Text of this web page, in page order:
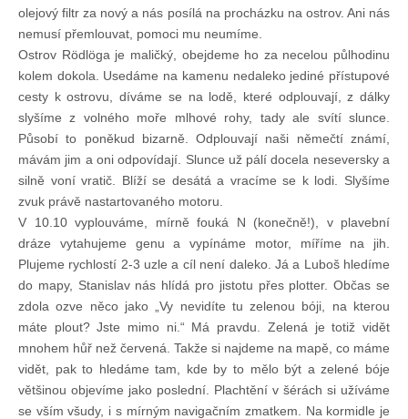
olejový filtr za nový a nás posílá na procházku na ostrov. Ani nás
nemusí přemlouvat, pomoci mu neumíme.
Ostrov Rödlöga je maličký, obejdeme ho za necelou půlhodinu
kolem dokola. Usedáme na kamenu nedaleko jediné přístupové
cesty k ostrovu, díváme se na lodě, které odplouvají, z dálky
slyšíme z volného moře mlhové rohy, tady ale svítí slunce.
Působí to poněkud bizarně. Odplouvají naši němečtí známí,
mávám jim a oni odpovídají. Slunce už pálí docela neseversky a
silně voní vratič. Blíží se desátá a vracíme se k lodi. Slyšíme
zvuk právě nastartovaného motoru.
V 10.10 vyplouváme, mírně fouká N (konečně!), v plavební
dráze vytahujeme genu a vypínáme motor, míříme na jih.
Plujeme rychlostí 2-3 uzle a cíl není daleko. Já a Luboš hledíme
do mapy, Stanislav nás hlídá pro jistotu přes plotter. Občas se
zdola ozve něco jako „Vy nevidíte tu zelenou bóji, na kterou
máte plout? Jste mimo ni.“ Má pravdu. Zelená je totiž vidět
mnohem hůř než červená. Takže si najdeme na mapě, co máme
vidět, pak to hledáme tam, kde by to mělo být a zelené bóje
většinou objevíme jako poslední. Plachtění v šérách si užíváme
se vším všudy, i s mírným navigačním zmatkem. Na kormidle je